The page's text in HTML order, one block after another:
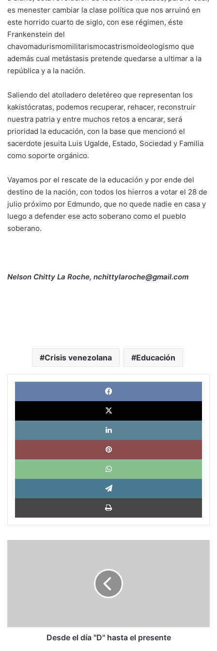
es menester cambiar la clase política que nos arruinó en
este horrido cuarto de siglo, con ese régimen, éste
Frankenstein del
chavomadurismomilitarismocastrismoideologismo que
además cual metástasis pretende quedarse a ultimar a la
república y a la nación.
Saliendo del atolladero deletéreo que representan los
kakistócratas, podemos recuperar, rehacer, reconstruir
nuestra patria y entre muchos retos a encarar, será
prioridad la educación, con la base que mencionó el
sacerdote jesuita Luis Ugalde, Estado, Sociedad y Familia
como soporte orgánico.
Vayamos por el rescate de la educación y por ende del
destino de la nación, con todos los hierros a votar el 28 de
julio próximo por Edmundo, que no quede nadie en casa y
luego a defender ese acto soberano como el pueblo
soberano.
Nelson Chitty La Roche, nchittylaroche@gmail.com
Crisis venezolana Educación
X
Desde el día "D" hasta el presente